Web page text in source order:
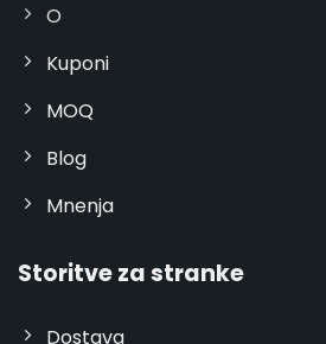
O
Kuponi
MOQ
Blog
Mnenja
Storitve za stranke
Dostava